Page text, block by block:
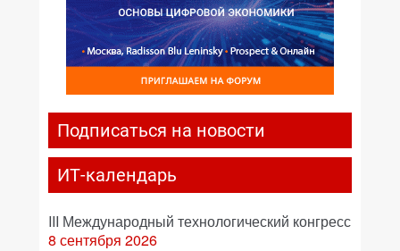
Подписаться на новости
ИТ-календарь
III Международный технологический конгресс
8 сентября 2026